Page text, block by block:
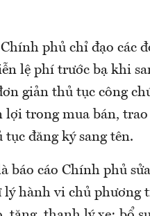
phủ chỉ đạo các
lệ phí trước bạ khi
giản thủ tục công
lợi trong mua bán,
đăng ký sang tên.
báo cáo Chính phủ
lý hành vi chủ